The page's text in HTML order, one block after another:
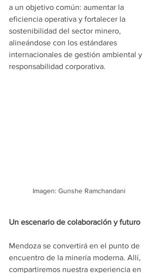
a un objetivo común: aumentar la
eficiencia operativa y fortalecer la
sostenibilidad del sector minero,
alineándose con los estándares
internacionales de gestión ambiental y
responsabilidad corporativa.
Imagen: Gunshe Ramchandani
Un escenario de colaboración y futuro
Mendoza se convertirá en el punto de
encuentro de la minería moderna. Allí,
compartiremos nuestra experiencia en